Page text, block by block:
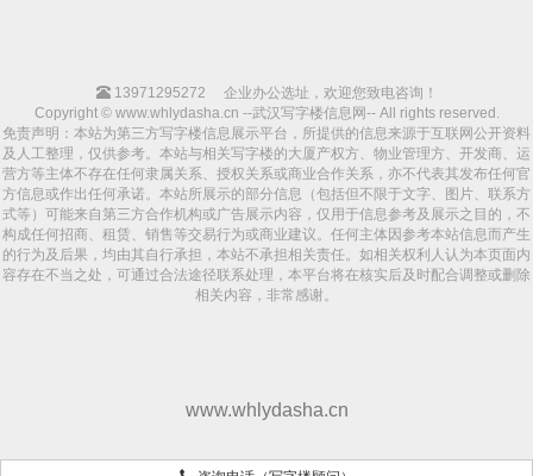
13971295272
企业办公选址，欢迎您致电咨询！
Copyright © www.whlydasha.cn --武汉写字楼信息网-- All rights reserved.
免责声明：本站为第三方写字楼信息展示平台，所提供的信息来源于互联网公开资料
及人工整理，仅供参考。本站与相关写字楼的大厦产权方、物业管理方、开发商、运
营方等主体不存在任何隶属关系、授权关系或商业合作关系，亦不代表其发布任何官
方信息或作出任何承诺。本站所展示的部分信息（包括但不限于文字、图片、联系方
式等）可能来自第三方合作机构或广告展示内容，仅用于信息参考及展示之目的，不
构成任何招商、租赁、销售等交易行为或商业建议。任何主体因参考本站信息而产生
的行为及后果，均由其自行承担，本站不承担相关责任。如相关权利人认为本页面内
容存在不当之处，可通过合法途径联系处理，本平台将在核实后及时配合调整或删除
相关内容，非常感谢。
www.whlydasha.cn